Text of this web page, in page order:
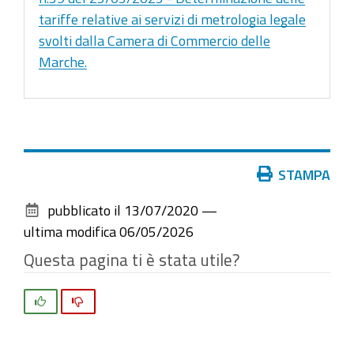
tariffe relative ai servizi di metrologia legale
svolti dalla Camera di Commercio delle
Marche.
documento
STAMPA
pubblicato il 13/07/2020 —
ultima modifica 06/05/2026
Questa pagina ti è stata utile?